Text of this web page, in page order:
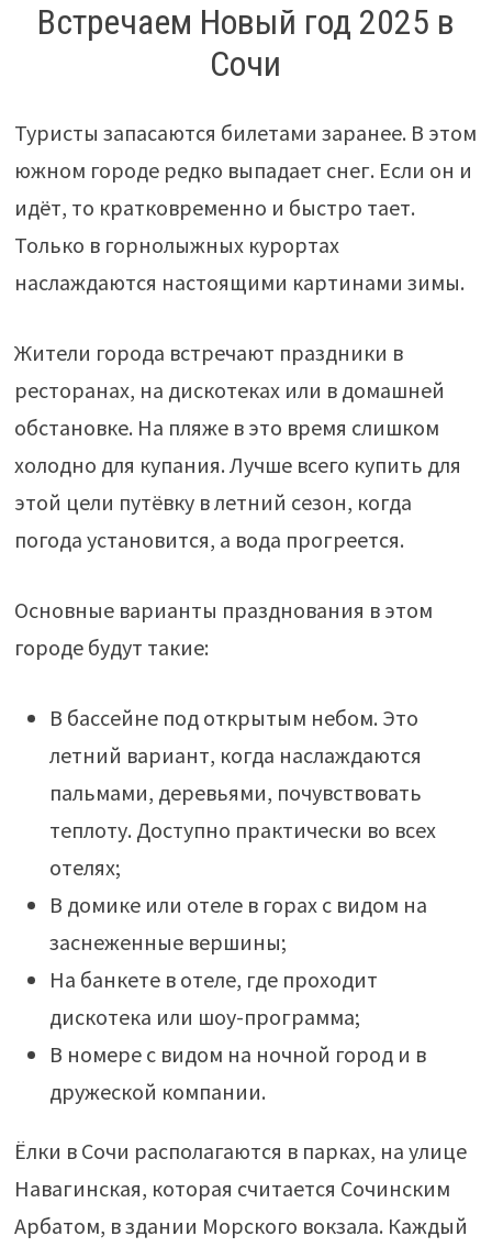
Встречаем Новый год 2025 в
Сочи
Туристы запасаются билетами заранее. В этом
южном городе редко выпадает снег. Если он и
идёт, то кратковременно и быстро тает.
Только в горнолыжных курортах
наслаждаются настоящими картинами зимы.
Жители города встречают праздники в
ресторанах, на дискотеках или в домашней
обстановке. На пляже в это время слишком
холодно для купания. Лучше всего купить для
этой цели путёвку в летний сезон, когда
погода установится, а вода прогреется.
Основные варианты празднования в этом
городе будут такие:
В бассейне под открытым небом. Это
летний вариант, когда наслаждаются
пальмами, деревьями, почувствовать
теплоту. Доступно практически во всех
отелях;
В домике или отеле в горах с видом на
заснеженные вершины;
На банкете в отеле, где проходит
дискотека или шоу-программа;
В номере с видом на ночной город и в
дружеской компании.
Ёлки в Сочи располагаются в парках, на улице
Навагинская, которая считается Сочинским
Арбатом, в здании Морского вокзала. Каждый